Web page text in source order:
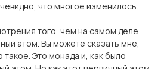
что многое изменилось.
того, чем на самом деле
атом. Вы можете сказать мне,
такое. Это монада и, как было